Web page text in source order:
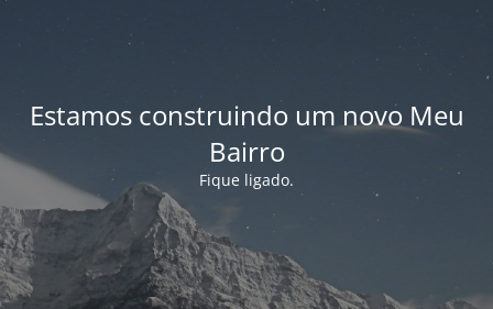
Estamos construindo um novo Meu
Bairro
Fique ligado.